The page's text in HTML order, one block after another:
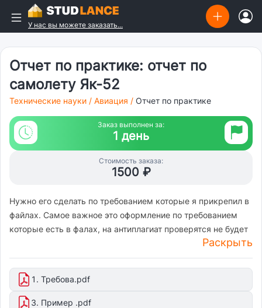
У нас вы можете заказать...
Отчет по практике: отчет по
самолету Як-52
Технические науки / Авиация / Отчет по практике
Заказ выполнен за:
1 день
Стоимость заказа:
1500 ₽
Нужно его сделать по требованием которые я прикрепил в
файлах. Самое важное это оформление по требованием
которые есть в фалах, на антиплагиат проверятся не будет
Раскрыть
1. Требова.pdf
3. Пример .pdf